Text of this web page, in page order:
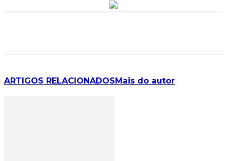
ARTIGOS RELACIONADOS Mais do autor